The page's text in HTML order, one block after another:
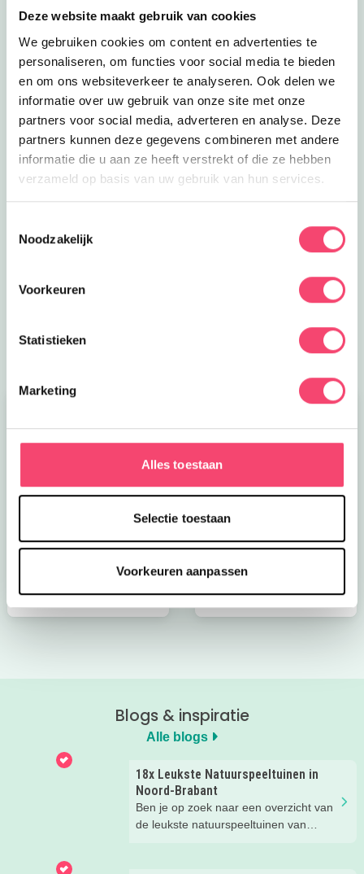
Deze website maakt gebruik van cookies
We gebruiken cookies om content en advertenties te
personaliseren, om functies voor social media te bieden
en om ons websiteverkeer te analyseren. Ook delen we
informatie over uw gebruik van onze site met onze
partners voor social media, adverteren en analyse. Deze
partners kunnen deze gegevens combineren met andere
informatie die u aan ze heeft verstrekt of die ze hebben
verzameld op basis van uw gebruik van hun services.
Noodzakelijk
Voorkeuren
Statistieken
Marketing
Alles toestaan
Selectie toestaan
Voorkeuren aanpassen
Zomervakantie in onze prachtige regio. Onze website
regenachtige dagen. Maak fijne herinneringen met
elkaar.
Kroon op de taart bij
kinderen!
Blogs & inspiratie
Alle blogs
18x Leukste Natuurspeeltuinen in
Noord-Brabant
Ben je op zoek naar een overzicht van
de leukste natuurspeeltuinen van